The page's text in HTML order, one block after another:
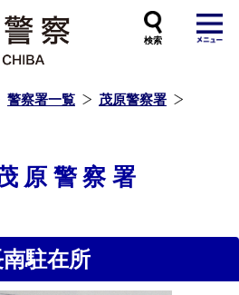
警察署一覧
茂原警察署
原警察署
駐在所